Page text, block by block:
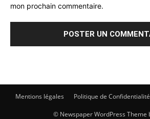
mon prochain commentaire.
Mentions légales Politique de Confidentialité
© Newspaper WordPress Theme